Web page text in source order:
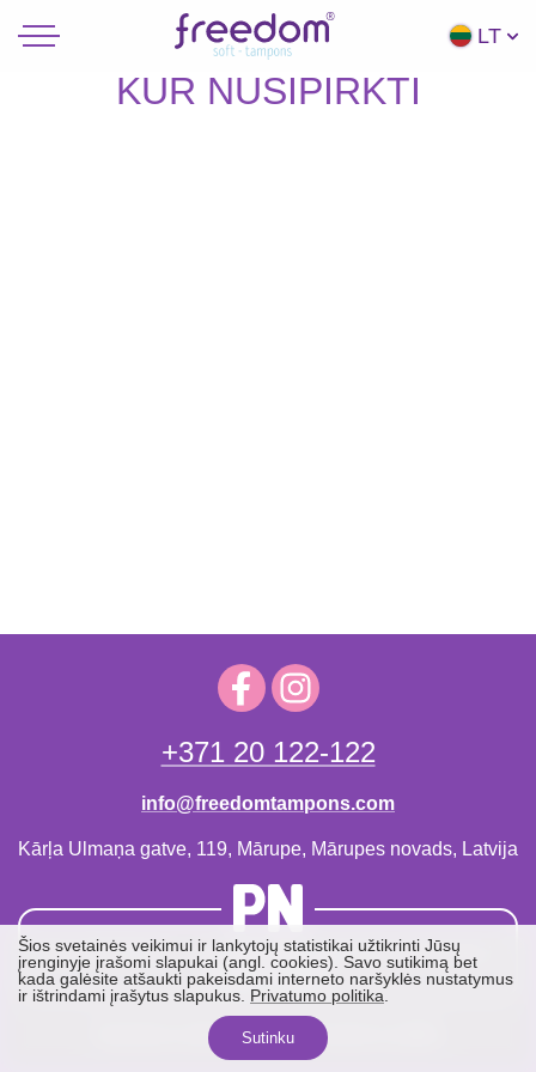
LT
KUR NUSIPIRKTI
SIA «PN Baltic» — yra oficialus platintojas Ukrainoje ir
Baltijos šalyse
+371 20 122-122
info@freedomtampons.com
Kārļa Ulmaņa gatve, 119, Mārupe, Mārupes novads, Latvija
Naudotojo sutikimas Konfidencialumo politika
Šios svetainės veikimui ir lankytojų statistikai užtikrinti Jūsų
įrenginyje įrašomi slapukai (angl. cookies). Savo sutikimą bet
kada galėsite atšaukti pakeisdami interneto naršyklės nustatymus
ir ištrindami įrašytus slapukus. Privatumo politika
Sutinku